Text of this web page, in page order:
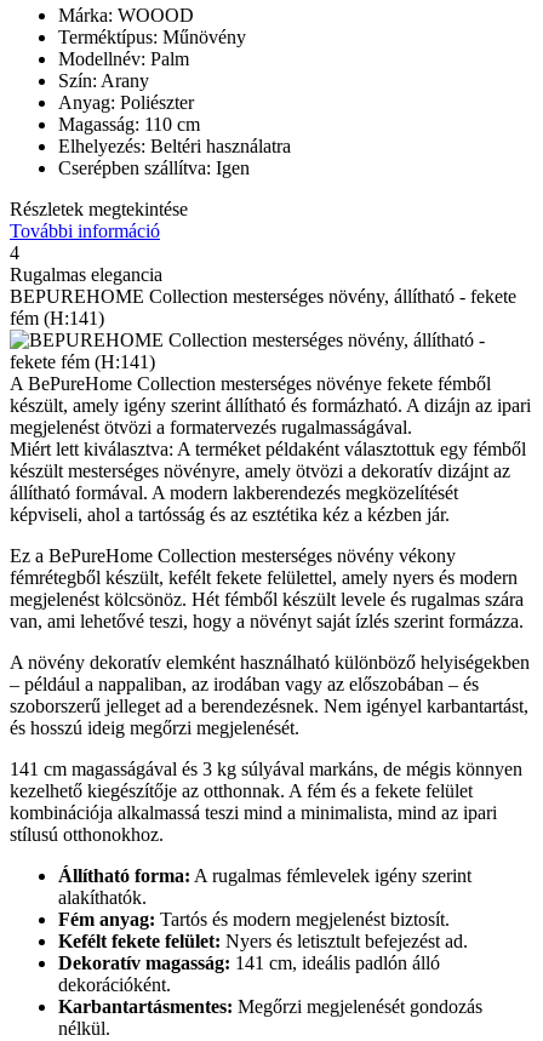
Márka: WOOOD
Terméktípus: Műnövény
Modellnév: Palm
Szín: Arany
Anyag: Poliészter
Magasság: 110 cm
Elhelyezés: Beltéri használatra
Cserépben szállítva: Igen
Részletek megtekintése
További információ
4
Rugalmas elegancia
BEPUREHOME Collection mesterséges növény, állítható - fekete
fém (H:141)
A BePureHome Collection mesterséges növénye fekete fémből
készült, amely igény szerint állítható és formázható. A dizájn az ipari
megjelenést ötvözi a formatervezés rugalmasságával.
Miért lett kiválasztva: A terméket példaként választottuk egy fémből
készült mesterséges növényre, amely ötvözi a dekoratív dizájnt az
állítható formával. A modern lakberendezés megközelítését
képviseli, ahol a tartósság és az esztétika kéz a kézben jár.
Ez a BePureHome Collection mesterséges növény vékony
fémrétegből készült, kefélt fekete felülettel, amely nyers és modern
megjelenést kölcsönöz. Hét fémből készült levele és rugalmas szára
van, ami lehetővé teszi, hogy a növényt saját ízlés szerint formázza.
A növény dekoratív elemként használható különböző helyiségekben
– például a nappaliban, az irodában vagy az előszobában – és
szoborszerű jelleget ad a berendezésnek. Nem igényel karbantartást,
és hosszú ideig megőrzi megjelenését.
141 cm magasságával és 3 kg súlyával markáns, de mégis könnyen
kezelhető kiegészítője az otthonnak. A fém és a fekete felület
kombinációja alkalmassá teszi mind a minimalista, mind az ipari
stílusú otthonokhoz.
Állítható forma: A rugalmas fémlevelek igény szerint
alakíthatók.
Fém anyag: Tartós és modern megjelenést biztosít.
Kefélt fekete felület: Nyers és letisztult befejezést ad.
Dekoratív magasság: 141 cm, ideális padlón álló
dekorációként.
Karbantartásmentes: Megőrzi megjelenését gondozás
nélkül.